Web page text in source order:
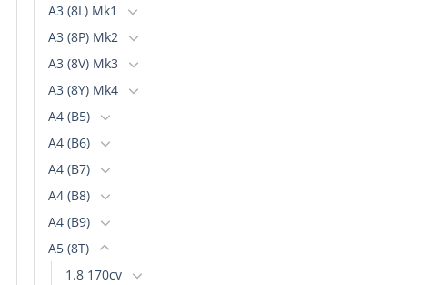
A3 (8L) Mk1
A3 (8P) Mk2
A3 (8V) Mk3
A3 (8Y) Mk4
A4 (B5)
A4 (B6)
A4 (B7)
A4 (B8)
A4 (B9)
A5 (8T)
1.8 170cv